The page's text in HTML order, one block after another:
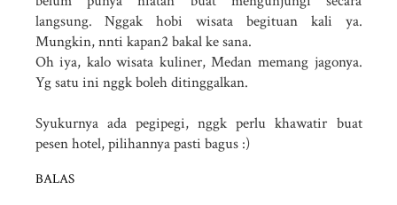
langsung. Nggak hobi wisata begituan kali ya.
Mungkin, nnti kapan2 bakal ke sana.
Oh iya, kalo wisata kuliner, Medan memang jagonya.
Yg satu ini nggk boleh ditinggalkan.
Syukurnya ada pegipegi, nggk perlu khawatir buat
pesen hotel, pilihannya pasti bagus :)
BALAS